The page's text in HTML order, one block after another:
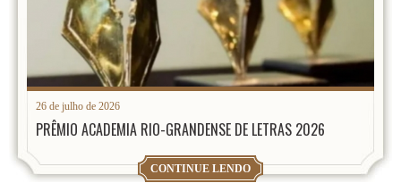
26 de julho de 2026
PRÊMIO ACADEMIA RIO-GRANDENSE DE LETRAS 2026
CONTINUE LENDO